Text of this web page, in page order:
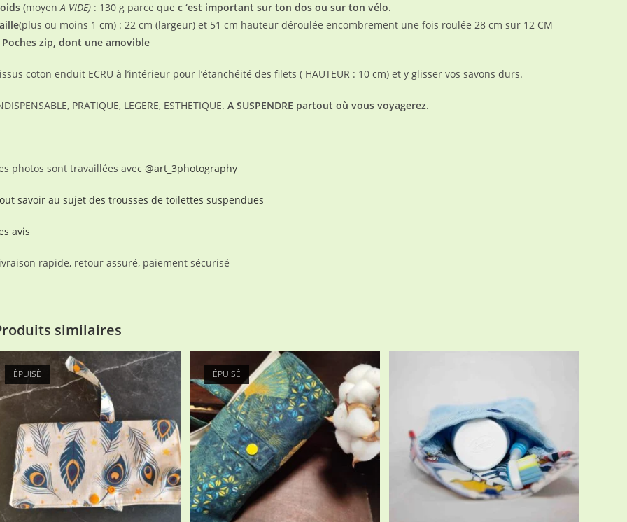
(moyenA VIDE) : 130 g parce que c ‘est important sur ton dos ou sur ton vélo.
(plus ou moins 1 cm) : 22 cm (largeur) et 51 cm hauteur déroulée encombrement une fois roulée 28 cm sur 12 CM
Poches zip, dont une amovible
coton enduit ECRU à l’intérieur pour l’étanchéité des filets ( HAUTEUR : 10 cm) et y glisser vos savons durs.
PRATIQUE, LEGERE, ESTHETIQUE. A SUSPENDRE partout où vous voyagerez.
photos sont travaillées avec @art_3photography
savoir au sujet des trousses de toilettes suspendues
avis
rapide, retour assuré, paiement sécurisé
similaires
ÉPUISÉ ÉPUISÉ